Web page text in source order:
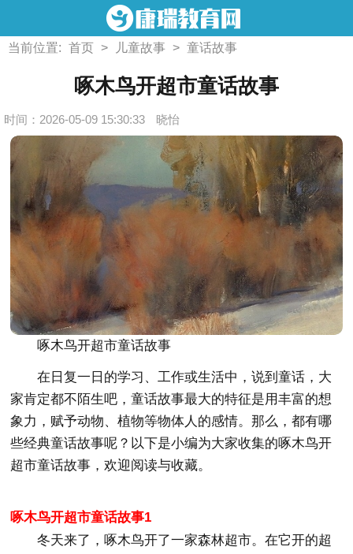
当前位置: 首页 > 儿童故事 > 童话故事
啄木鸟开超市童话故事
时间：2026-05-09 15:30:33 晓怡
啄木鸟开超市童话故事
在日复一日的学习、工作或生活中，说到童话，大
家肯定都不陌生吧，童话故事最大的特征是用丰富的想
象力，赋予动物、植物等物体人的感情。那么，都有哪
些经典童话故事呢？以下是小编为大家收集的啄木鸟开
超市童话故事，欢迎阅读与收藏。
啄木鸟开超市童话故事1
冬天来了，啄木鸟开了一家森林超市。在它开的超